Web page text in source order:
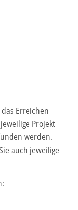
Erreichen
Projekt
werden.
auch jeweilige